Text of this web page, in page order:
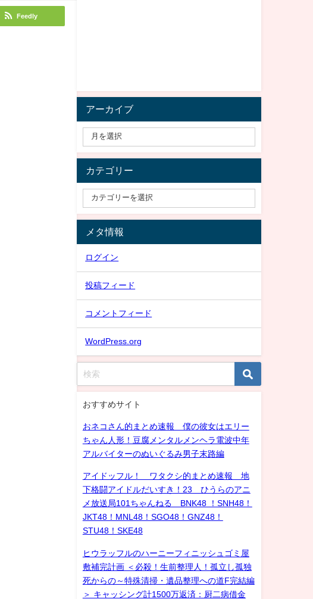
Feedly
アーカイブ
カテゴリー
メタ情報
ログイン
投稿フィード
コメントフィード
WordPress.org
おすすめサイト
おネコさん的まとめ速報 僕の彼女はエリー
ちゃん人形！豆腐メンタルメンヘラ電波中年
アルバイターのぬいぐるみ男子末路編
アイドッフル！ ワタクシ的まとめ速報 地
下格闘アイドルだいすき！23 ひうらのアニ
メ放送局101ちゃんねる BNK48 ！SNH48！
JKT48！MNL48！SGO48！GNZ48！
STU48！SKE48
ヒウラッフルのハーニーフィニッシュゴミ屋
敷補完計画 ＜必殺！生前整理人！孤立し孤独
死からの～特殊清掃・遺品整理への道F完結編
＞ キャッシング計1500万返済：厨二病借金